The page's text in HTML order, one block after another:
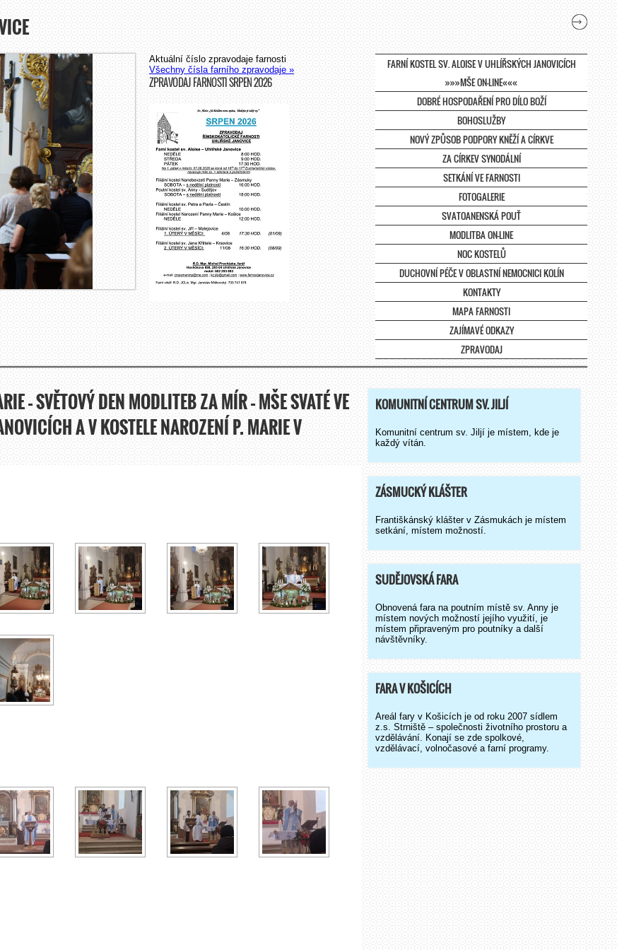
Aktuální číslo zpravodaje farnosti
Všechny čísla farního zpravodaje »
ZPRAVODAJ FARNOSTI SRPEN 2026
FARNÍ KOSTEL SV. ALOISE V UHLÍŘSKÝCH JANOVICÍCH
»»»MŠE ON-LINE«««
DOBRÉ HOSPODAŘENÍ PRO DÍLO BOŽÍ
BOHOSLUŽBY
NOVÝ ZPŮSOB PODPORY KNĚŽÍ A CÍRKVE
ZA CÍRKEV SYNODÁLNÍ
SETKÁNÍ VE FARNOSTI
FOTOGALERIE
SVATOANENSKÁ POUŤ
MODLITBA ON-LINE
NOC KOSTELŮ
DUCHOVNÍ PÉČE V OBLASTNÍ NEMOCNICI KOLÍN
KONTAKTY
MAPA FARNOSTI
ZAJÍMAVÉ ODKAZY
ZPRAVODAJ
– SVĚTOVÝ DEN MODLITEB ZA MÍR – MŠE SVATÉ VE
A V KOSTELE NAROZENÍ P. MARIE V
KOMUNITNÍ CENTRUM SV. JILJÍ
Komunitní centrum sv. Jiljí je místem, kde je
každý vítán.
ZÁSMUCKÝ KLÁŠTER
Františkánský klášter v Zásmukách je místem
setkání, místem možností.
SUDĚJOVSKÁ FARA
Obnovená fara na poutním místě sv. Anny je
místem nových možností jejího využití, je
místem připraveným pro poutníky a další
návštěvníky.
FARA V KOŠICÍCH
Areál fary v Košicích je od roku 2007 sídlem
z.s. Strniště – společnosti životního prostoru a
vzdělávání. Konají se zde spolkové,
vzdělávací, volnočasové a farní programy.